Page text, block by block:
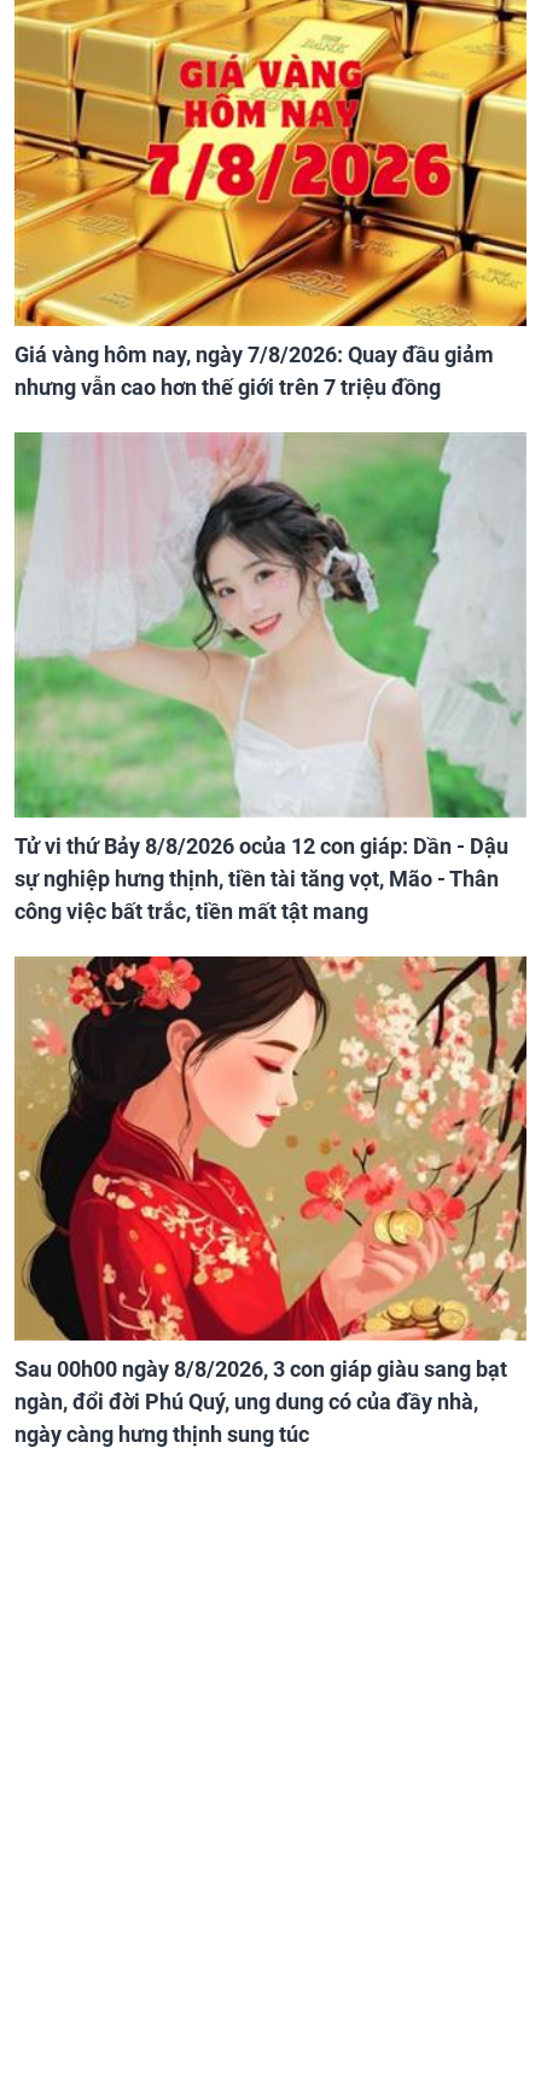
Giá vàng hôm nay, ngày 7/8/2026: Quay đầu giảm
nhưng vẫn cao hơn thế giới trên 7 triệu đồng
Tử vi thứ Bảy 8/8/2026 ocủa 12 con giáp: Dần - Dậu
sự nghiệp hưng thịnh, tiền tài tăng vọt, Mão - Thân
công việc bất trắc, tiền mất tật mang
Sau 00h00 ngày 8/8/2026, 3 con giáp giàu sang bạt
ngàn, đổi đời Phú Quý, ung dung có của đầy nhà,
ngày càng hưng thịnh sung túc